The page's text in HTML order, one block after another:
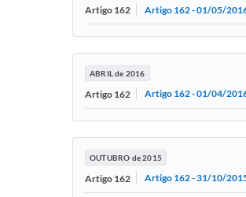
Artigo 162 Artigo 162 - 01/05/
ABRIL de 2016
Artigo 162 Artigo 162 - 01/04/
OUTUBRO de 2015
Artigo 162 Artigo 162 - 31/10/